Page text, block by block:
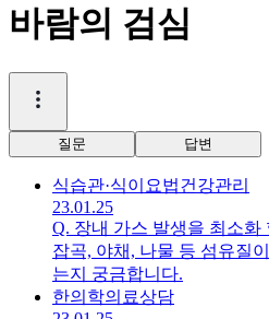
바람의 검심
질문 답변
식습관·식이요법건강관리
23.01.25
Q. 장내 가스 발생을 최소화
잡곡, 야채, 나물 등 섬유질
는지 궁금합니다.
한의학의료상담